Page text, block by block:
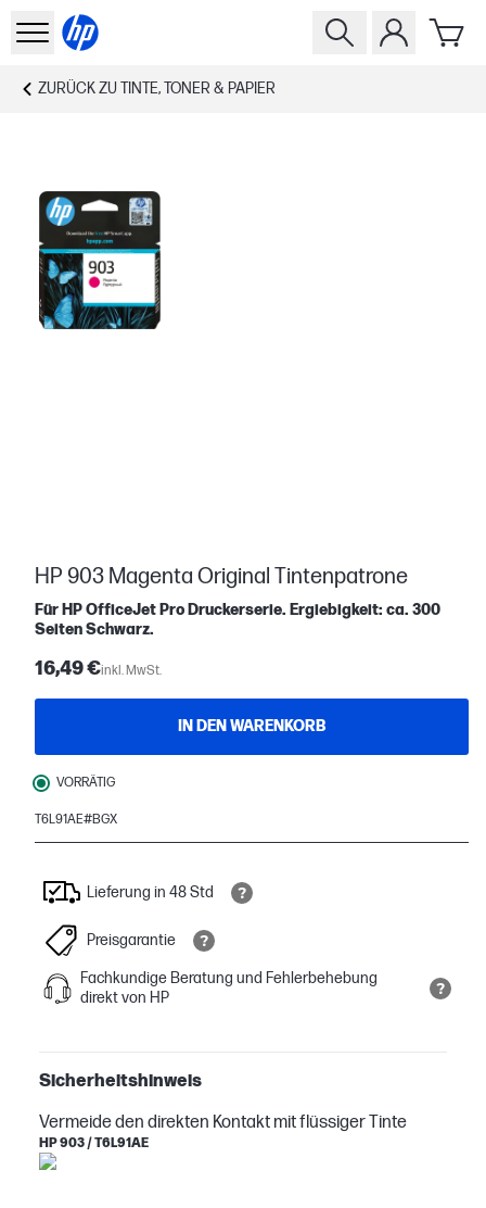
ZURÜCK ZU TINTE, TONER & PAPIER
HP 903 Magenta Original Tintenpatrone
Für HP OfficeJet Pro Druckerserie. Ergiebigkeit: ca. 300
Seiten Schwarz.
16,49 €inkl. MwSt.
IN DEN WARENKORB
VORRÄTIG
T6L91AE#BGX
Lieferung in 48 Std
Preisgarantie
Fachkundige Beratung und Fehlerbehebung
direkt von HP
Sicherheitshinweis
Vermeide den direkten Kontakt mit flüssiger Tinte
HP 903 / T6L91AE